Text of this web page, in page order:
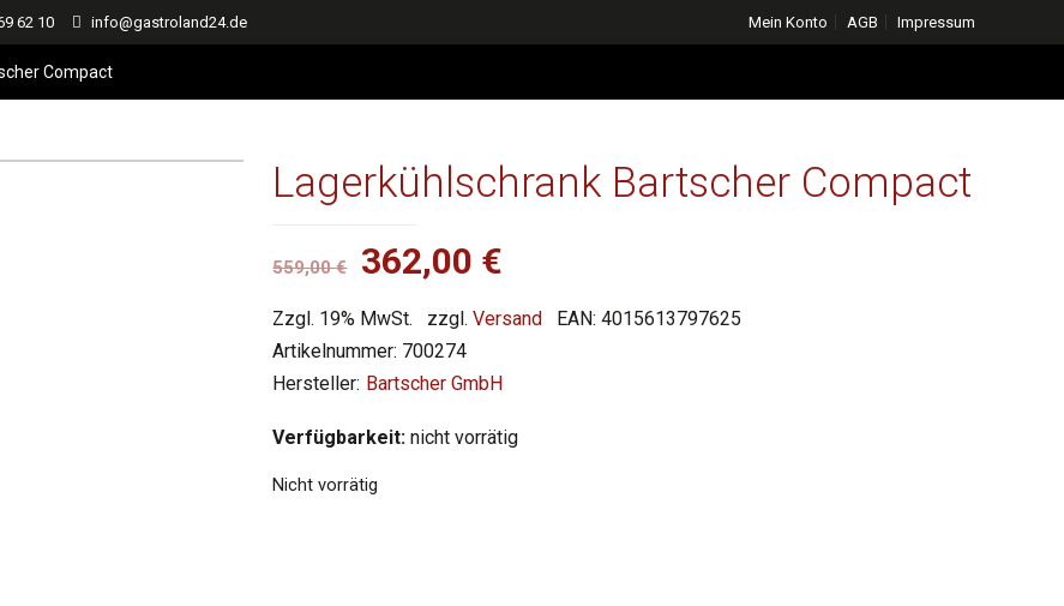
62 10 info@gastroland24.de Mein Konto AGB Impressum
Compact
Lagerkühlschrank Bartscher Compact
559,00€
Ursprünglicher
war:
559,00 €
362,00 €
ist:
362,00 €.
Zzgl. 19% MwSt. zzgl.Versand EAN:4015613797625
Artikelnummer: 700274
Bartscher GmbH
Verfügbarkeit: nicht vorrätig
Nicht vorrätig